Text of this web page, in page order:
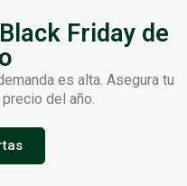
Friday de
es alta. Asegura tu
del año.